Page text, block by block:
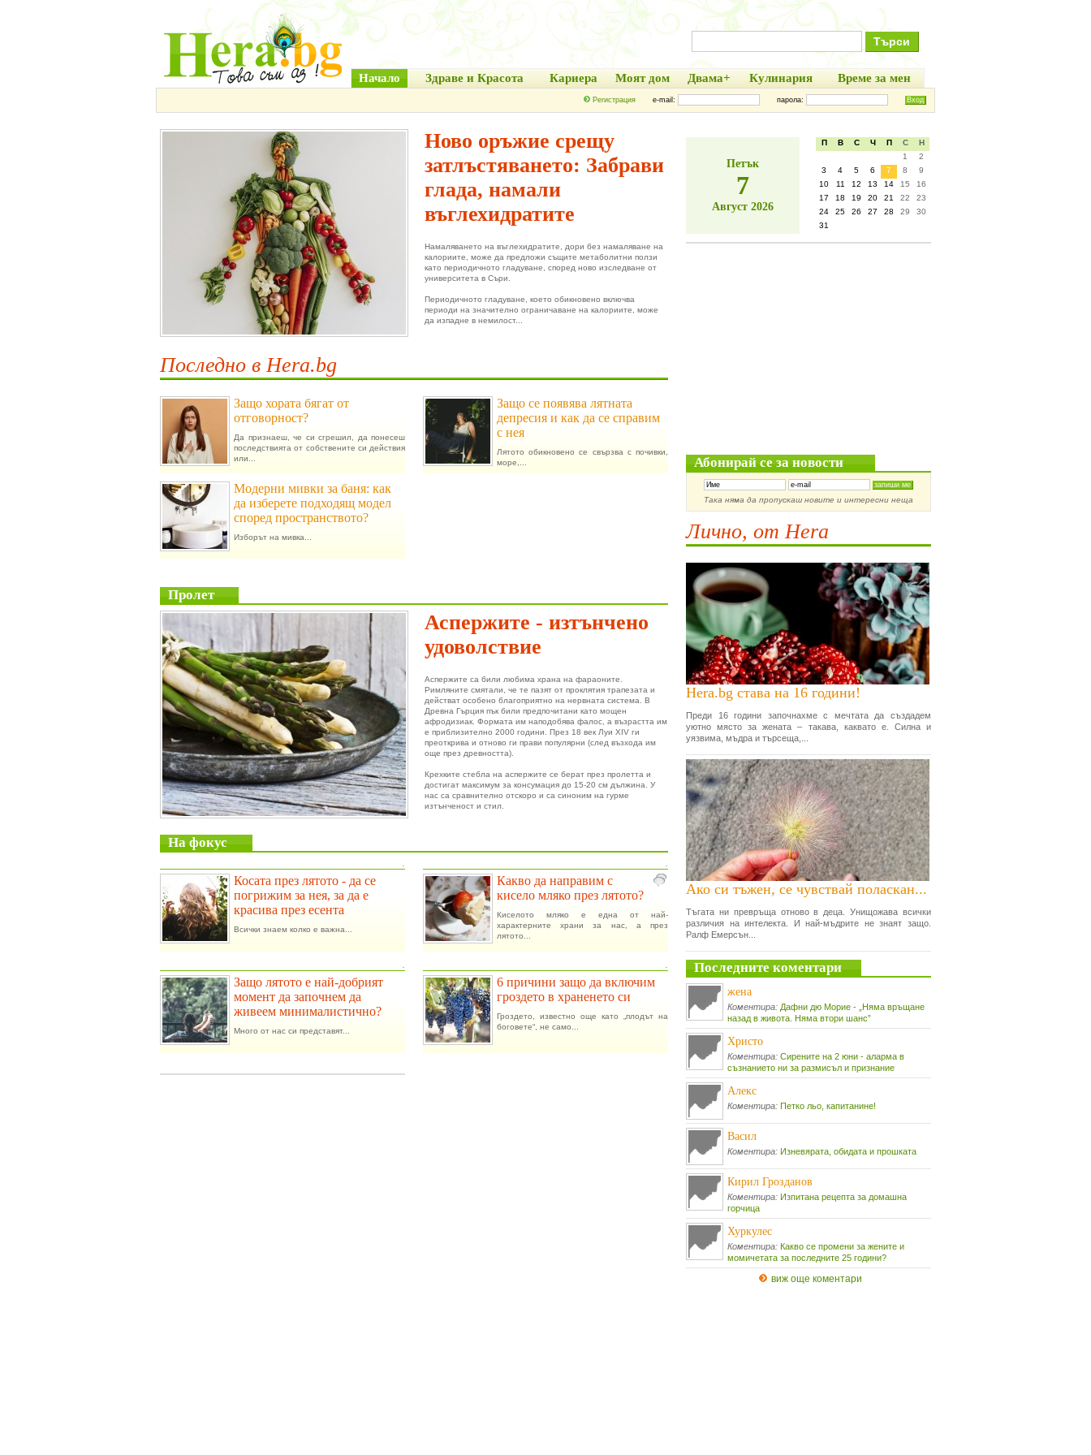
Начало Здраве и Красота Кариера Моят дом Двама+ Кулинария Време за мен
Регистрация e-mail: парола:
Ново оръжие срещу
затлъстяването: Забрави
глада, намали
въглехидратите
Намаляването на въглехидратите, дори без намаляване на
калориите, може да предложи същите метаболитни ползи
като периодичното гладуване, според ново изследване от
университета в Съри.
Периодичното гладуване, което обикновено включва
периоди на значително ограничаване на калориите, може
да изпадне в немилост...
Последно в Hera.bg
Защо хората бягат от
отговорност?
Да признаеш, че си сгрешил, да понесеш
последствията от собствените си действия
или...
Защо се появява лятната
депресия и как да се справим
с нея
Лятото обикновено се свързва с почивки,
море,...
Модерни мивки за баня: как
да изберете подходящ модел
според пространството?
Изборът на мивка...
Пролет
Аспержите - изтънчено
удоволствие
Аспержите са били любима храна на фараоните.
Римляните смятали, че те пазят от проклятия трапезата и
действат особено благоприятно на нервната система. В
Древна Гърция пък били предпочитани като мощен
афродизиак. Формата им наподобява фалос, а възрастта им
е приблизително 2000 години. През 18 век Луи XIV ги
преоткрива и отново ги прави популярни (след възхода им
още през древността).
Крехките стебла на аспержите се берат през пролетта и
достигат максимум за консумация до 15-20 см дължина. У
нас са сравнително отскоро и са синоним на гурме
изтънченост и стил.
На фокус
Косата през лятото - да се
погрижим за нея, за да е
красива през есента
Всички знаем колко е важна...
Какво да направим с
кисело мляко през лятото?
Киселото мляко е една от най-
характерните храни за нас, а през
лятото...
Защо лятото е най-добрият
момент да започнем да
живеем минималистично?
Много от нас си представят...
6 причини защо да включим
гроздето в храненето си
Гроздето, известно още като „плодът на
боговете“, не само...
Петък
7
Август 2026
П В С Ч П С
Н
1
2
3
4 5 6 7 8
9
10
11 12 13 14 15
16
17
18 19 20 21 22
23
24
25 26 27 28 29
30
31
Абонирай се за новости
Така няма да пропускаш новите и интересни неща
Лично, от Hera
Hera.bg става на 16 години!
Преди 16 години започнахме с мечтата да създадем
уютно място за жената – такава, каквато е. Силна и
уязвима, мъдра и търсеща,...
Ако си тъжен, се чувствай поласкан...
Тъгата ни превръща отново в деца. Унищожава всички
различия на интелекта. И най-мъдрите не знаят защо.
Ралф Емерсън...
Последните коментари
жена
Коментира: Дафни дю Морие - „Няма връщане
назад в живота. Няма втори шанс”
Христо
Коментира: Сирените на 2 юни - аларма в
съзнанието ни за размисъл и признание
Алекс
Коментира: Петко льо, капитанине!
Васил
Коментира: Изневярата, обидата и прошката
Кирил Грозданов
Коментира: Изпитана рецепта за домашна
горчица
Хуркулес
Коментира: Какво се промени за жените и
момичетата за последните 25 години?
виж още коментари